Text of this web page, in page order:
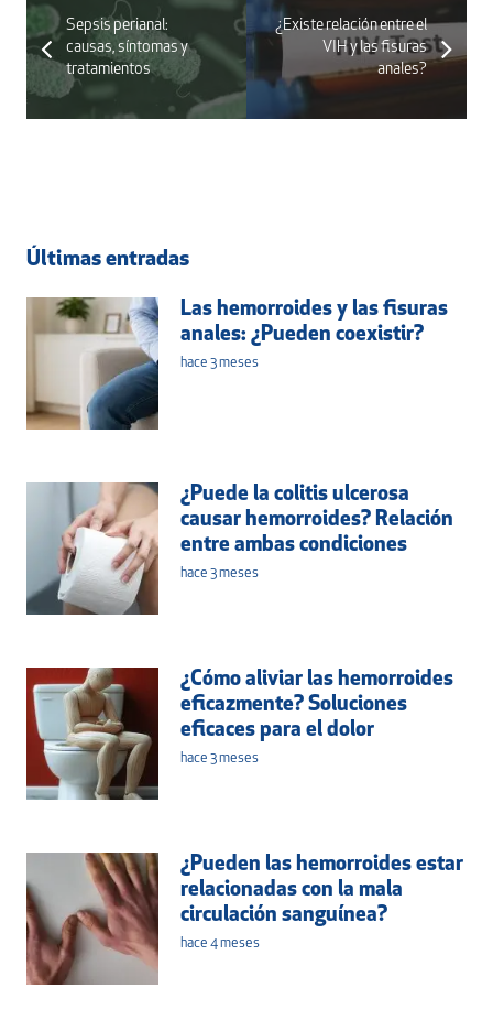
Sepsis perianal:
causas, síntomas y
tratamientos
¿Existe relación entre el
VIH y las fisuras
anales?
Últimas entradas
Las hemorroides y las fisuras
anales: ¿Pueden coexistir?
hace 3 meses
¿Puede la colitis ulcerosa
causar hemorroides? Relación
entre ambas condiciones
hace 3 meses
¿Cómo aliviar las hemorroides
eficazmente? Soluciones
eficaces para el dolor
hace 3 meses
¿Pueden las hemorroides estar
relacionadas con la mala
circulación sanguínea?
hace 4 meses